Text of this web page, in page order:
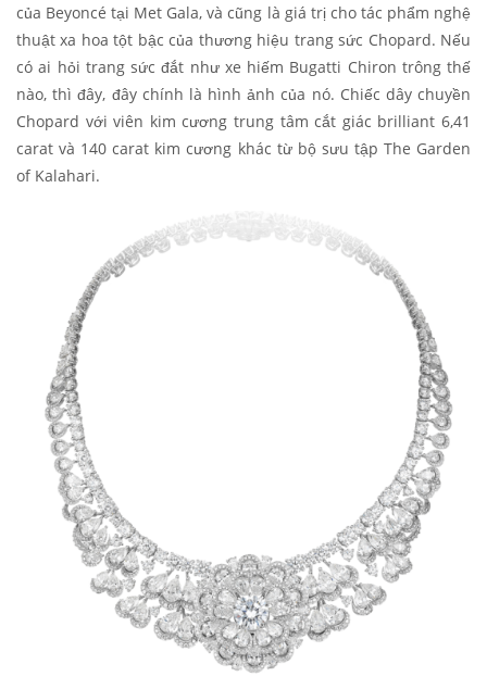
của Beyoncé tại Met Gala, và cũng là giá trị cho tác phẩm nghệ
thuật xa hoa tột bậc của thương hiệu trang sức Chopard. Nếu
có ai hỏi trang sức đắt như xe hiếm Bugatti Chiron trông thế
nào, thì đây, đây chính là hình ảnh của nó. Chiếc dây chuyền
Chopard với viên kim cương trung tâm cắt giác brilliant 6,41
carat và 140 carat kim cương khác từ bộ sưu tập The Garden
of Kalahari.